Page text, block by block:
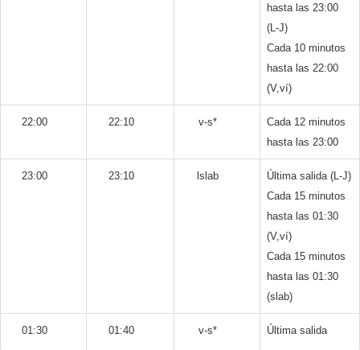
hasta las 23:00
(L-J)
Cada 10 minutos
hasta las 22:00
(V,ví)
22:00 22:10 v-s*
Cada 12 minutos
hasta las 23:00
23:00 23:10 lslab
Última salida (L-J)
Cada 15 minutos
hasta las 01:30
(V,ví)
Cada 15 minutos
hasta las 01:30
(slab)
01:30 01:40 v-s* Última salida